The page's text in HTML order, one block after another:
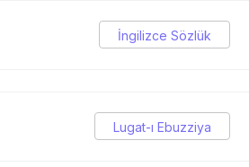
İngilizce Sözlük
Lugat-ı Ebuzziya